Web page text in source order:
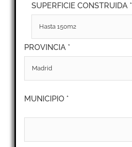
SUPERFICIE CONSTRUIDA *
PROVINCIA *
MUNICIPIO *